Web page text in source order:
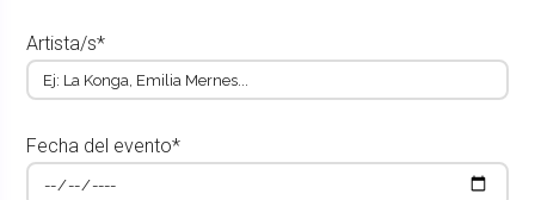
Artista/s*
Fecha del evento*